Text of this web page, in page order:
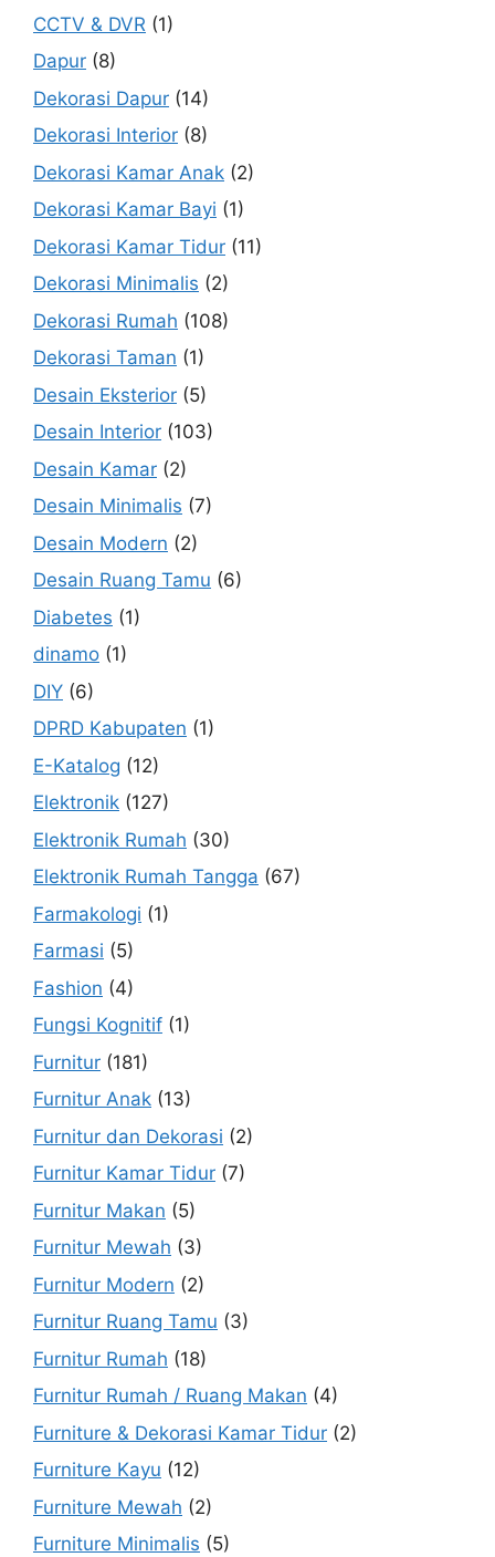
CCTV & DVR (1)
Dapur (8)
Dekorasi Dapur (14)
Dekorasi Interior (8)
Dekorasi Kamar Anak (2)
Dekorasi Kamar Bayi (1)
Dekorasi Kamar Tidur (11)
Dekorasi Minimalis (2)
Dekorasi Rumah (108)
Dekorasi Taman (1)
Desain Eksterior (5)
Desain Interior (103)
Desain Kamar (2)
Desain Minimalis (7)
Desain Modern (2)
Desain Ruang Tamu (6)
Diabetes (1)
dinamo (1)
DIY (6)
DPRD Kabupaten (1)
E-Katalog (12)
Elektronik (127)
Elektronik Rumah (30)
Elektronik Rumah Tangga (67)
Farmakologi (1)
Farmasi (5)
Fashion (4)
Fungsi Kognitif (1)
Furnitur (181)
Furnitur Anak (13)
Furnitur dan Dekorasi (2)
Furnitur Kamar Tidur (7)
Furnitur Makan (5)
Furnitur Mewah (3)
Furnitur Modern (2)
Furnitur Ruang Tamu (3)
Furnitur Rumah (18)
Furnitur Rumah / Ruang Makan (4)
Furniture & Dekorasi Kamar Tidur (2)
Furniture Kayu (12)
Furniture Mewah (2)
Furniture Minimalis (5)